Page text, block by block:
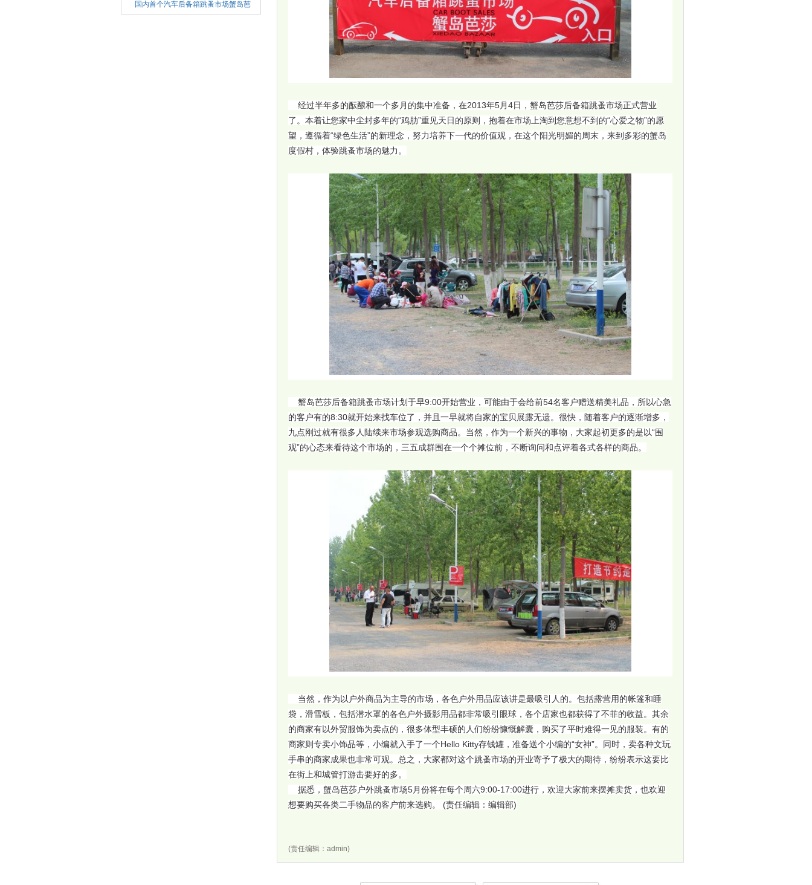
国内首个汽车后备箱跳蚤市场蟹岛芭
经过半年多的酝酿和一个多月的集中准备，在2013年5月4日，蟹岛芭莎后备箱跳蚤市场正式营业
了。本着让您家中尘封多年的“鸡肋”重见天日的原则，抱着在市场上淘到您意想不到的“心爱之物”的愿
望，遵循着“绿色生活”的新理念，努力培养下一代的价值观，在这个阳光明媚的周末，来到多彩的蟹岛
度假村，体验跳蚤市场的魅力。
蟹岛芭莎后备箱跳蚤市场计划于早9:00开始营业，可能由于会给前54名客户赠送精美礼品，所以心急
的客户有的8:30就开始来找车位了，并且一早就将自家的宝贝展露无遗。很快，随着客户的逐渐增多，
九点刚过就有很多人陆续来市场参观选购商品。当然，作为一个新兴的事物，大家起初更多的是以“围
观”的心态来看待这个市场的，三五成群围在一个个摊位前，不断询问和点评着各式各样的商品。
当然，作为以户外商品为主导的市场，各色户外用品应该讲是最吸引人的。包括露营用的帐篷和睡
袋，滑雪板，包括潜水罩的各色户外摄影用品都非常吸引眼球，各个店家也都获得了不菲的收益。其余
的商家有以外贸服饰为卖点的，很多体型丰硕的人们纷纷慷慨解囊，购买了平时难得一见的服装。有的
商家则专卖小饰品等，小编就入手了一个Hello Kitty存钱罐，准备送个小编的“女神”。同时，卖各种文玩
手串的商家成果也非常可观。总之，大家都对这个跳蚤市场的开业寄予了极大的期待，纷纷表示这要比
在街上和城管打游击要好的多。
据悉，蟹岛芭莎户外跳蚤市场5月份将在每个周六9:00-17:00进行，欢迎大家前来摆摊卖货，也欢迎
想要购买各类二手物品的客户前来选购。 (责任编辑：编辑部)
(责任编辑：admin)